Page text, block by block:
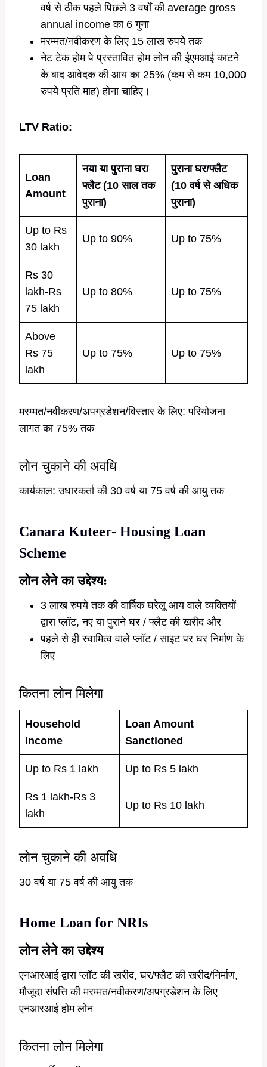
वर्ष से ठीक पहले पिछले 3 वर्षों की average gross
annual income का 6 गुना
मरम्मत/नवीकरण के लिए 15 लाख रुपये तक
नेट टेक होम पे प्रस्तावित होम लोन की ईएमआई काटने
के बाद आवेदक की आय का 25% (कम से कम 10,000
रुपये प्रति माह) होना चाहिए।
LTV Ratio:
Loan
Amount
नया या पुराना घर/
फ्लैट (10 साल तक
पुराना)
पुराना घर/फ्लैट
(10 वर्ष से अधिक
पुराना)
Up to Rs
30 lakh
Up to 90% Up to 75%
Rs 30
lakh-Rs
75 lakh
Up to 80% Up to 75%
Above
Rs 75
lakh
Up to 75% Up to 75%
मरम्मत/नवीकरण/अपग्रडेशन/विस्तार के लिए: परियोजना
लागत का 75% तक
लोन चुकाने की अवधि
कार्यकाल: उधारकर्ता की 30 वर्ष या 75 वर्ष की आयु तक
Canara Kuteer- Housing Loan
Scheme
लोन लेने का उद्देश्य:
3 लाख रुपये तक की वार्षिक घरेलू आय वाले व्यक्तियों
द्वारा प्लॉट, नए या पुराने घर / फ्लैट की खरीद और
पहले से ही स्वामित्व वाले प्लॉट / साइट पर घर निर्माण के
लिए
कितना लोन मिलेगा
Household
Income
Loan Amount
Sanctioned
Up to Rs 1 lakh Up to Rs 5 lakh
Rs 1 lakh-Rs 3
lakh
Up to Rs 10 lakh
लोन चुकाने की अवधि
30 वर्ष या 75 वर्ष की आयु तक
Home Loan for NRIs
लोन लेने का उद्देश्य
एनआरआई द्वारा प्लॉट की खरीद, घर/फ्लैट की खरीद/निर्माण,
मौजूदा संपत्ति की मरम्मत/नवीकरण/अपग्रडेशन के लिए
एनआरआई होम लोन
कितना लोन मिलेगा